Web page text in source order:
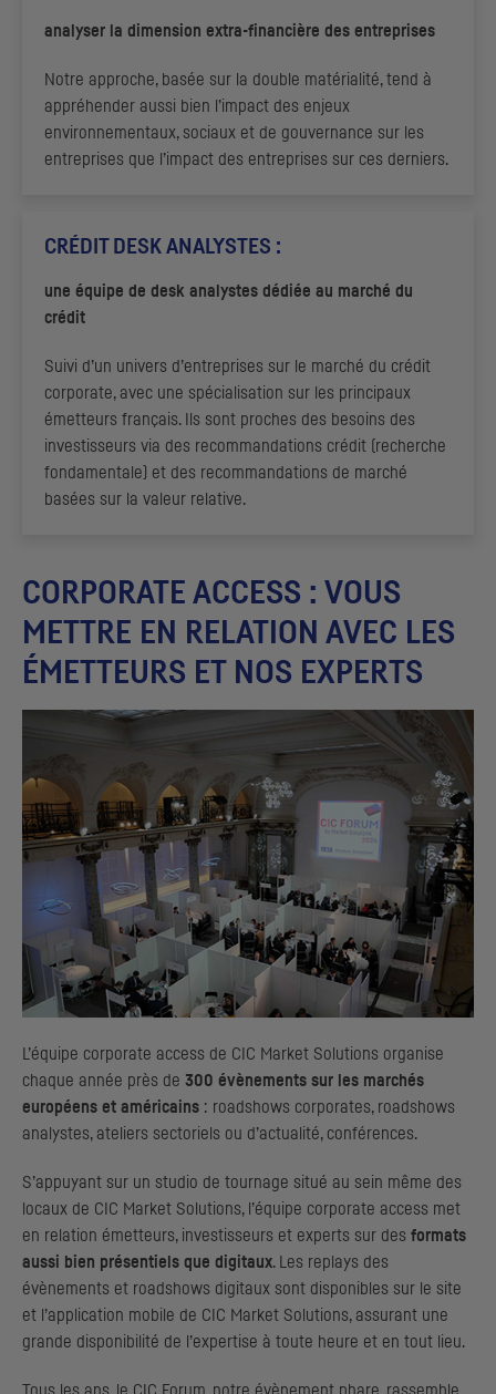
analyser la dimension extra-financière des entreprises
Notre approche, basée sur la double matérialité, tend à
appréhender aussi bien l’impact des enjeux
environnementaux, sociaux et de gouvernance sur les
entreprises que l’impact des entreprises sur ces derniers.
CRÉDIT DESK ANALYSTES :
une équipe de desk analystes dédiée au marché du
crédit
Suivi d’un univers d’entreprises sur le marché du crédit
corporate, avec une spécialisation sur les principaux
émetteurs français. Ils sont proches des besoins des
investisseurs via des recommandations crédit (recherche
fondamentale) et des recommandations de marché
basées sur la valeur relative.
CORPORATE ACCESS : VOUS
METTRE EN RELATION AVEC LES
ÉMETTEURS ET NOS EXPERTS
L’équipe corporate access de CIC Market Solutions organise
chaque année près de 300 évènements sur les marchés
européens et américains : roadshows corporates, roadshows
analystes, ateliers sectoriels ou d’actualité, conférences.
S’appuyant sur un studio de tournage situé au sein même des
locaux de CIC Market Solutions, l’équipe corporate access met
en relation émetteurs, investisseurs et experts sur des formats
aussi bien présentiels que digitaux. Les replays des
évènements et roadshows digitaux sont disponibles sur le site
et l’application mobile de CIC Market Solutions, assurant une
grande disponibilité de l’expertise à toute heure et en tout lieu.
Tous les ans, le CIC Forum, notre évènement phare, rassemble